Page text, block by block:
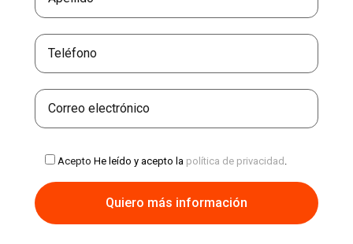
Acepto He leído y acepto la política de privacidad